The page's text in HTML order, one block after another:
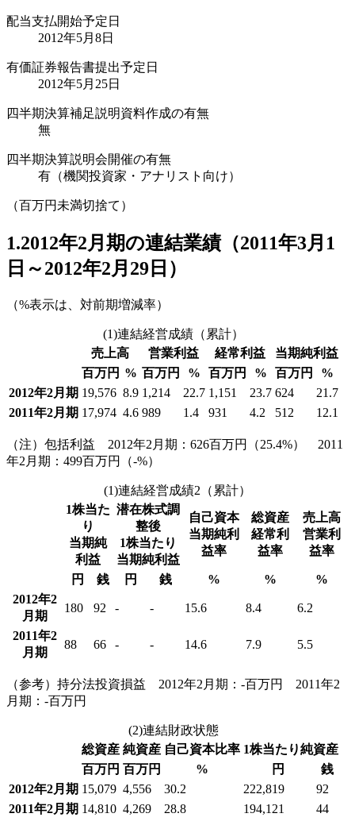
配当支払開始予定日
2012年5月8日
有価証券報告書提出予定日
2012年5月25日
四半期決算補足説明資料作成の有無
無
四半期決算説明会開催の有無
有（機関投資家・アナリスト向け）
（百万円未満切捨て）
1.2012年2月期の連結業績（2011年3月1
日～2012年2月29日）
（%表示は、対前期増減率）
(1)連結経営成績（累計）
売上高
営業利益 経常利益
当期純利益
百万円 % 百万円 % 百万円 % 百万円
%
2012年2月期 19,576 8.9 1,214 22.7 1,151 23.7 624
21.7
2011年2月期 17,974 4.6 989 1.4 931 4.2 512 12.1
（注）包括利益 2012年2月期：626百万円（25.4%） 2011
年2月期：499百万円（-%）
(1)連結経営成績2（累計）
1株当た
り
当期純
利益
潜在株式調
整後
1株当たり
当期純利益
自己資本
当期純利
益率
総資産
経常利
益率
売上高
営業利
益率
円 銭 円 銭 % %
%
2012年2
月期
180 92 - - 15.6 8.4 6.2
2011年2
月期
88 66 - - 14.6 7.9 5.5
（参考）持分法投資損益 2012年2月期：-百万円 2011年2
月期：-百万円
(2)連結財政状態
総資産 純資産 自己資本比率 1株当たり純資産
百万円 百万円 % 円
銭
2012年2月期 15,079 4,556 30.2 222,819
92
2011年2月期 14,810 4,269 28.8 194,121 44